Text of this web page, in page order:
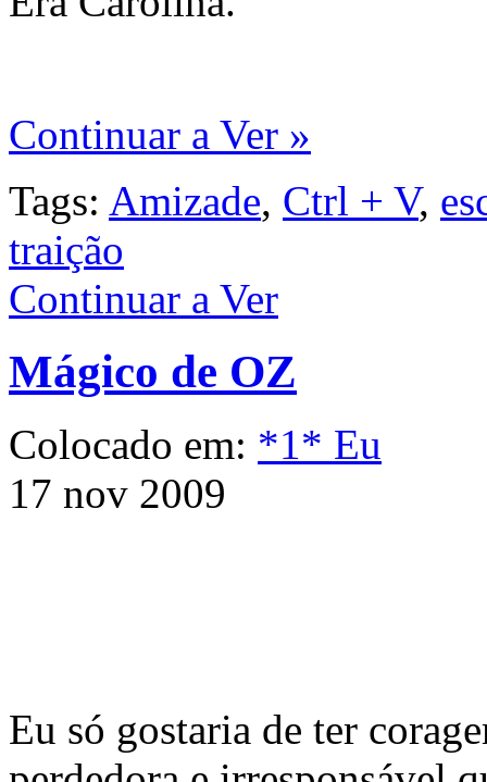
Continuar a Ver »
Tags: Amizade, Ctrl + V,
traição
Continuar a Ver
Mágico de OZ
Colocado em: *1* Eu
17 nov 2009
Eu só gostaria de ter